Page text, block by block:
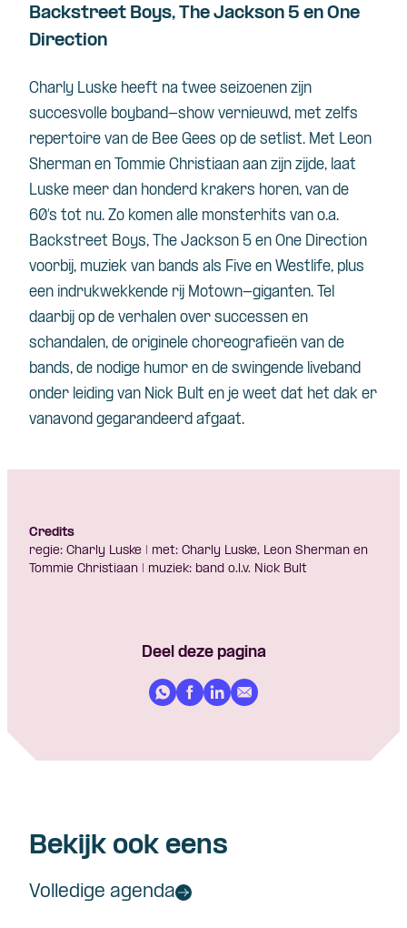
Backstreet Boys, The Jackson 5 en One
Direction
Charly Luske heeft na twee seizoenen zijn
succesvolle boyband-show vernieuwd, met zelfs
repertoire van de Bee Gees op de setlist. Met Leon
Sherman en Tommie Christiaan aan zijn zijde, laat
Luske meer dan honderd krakers horen, van de
60’s tot nu. Zo komen alle monsterhits van o.a.
Backstreet Boys, The Jackson 5 en One Direction
voorbij, muziek van bands als Five en Westlife, plus
een indrukwekkende rij Motown-giganten. Tel
daarbij op de verhalen over successen en
schandalen, de originele choreografieën van de
bands, de nodige humor en de swingende liveband
onder leiding van Nick Bult en je weet dat het dak er
vanavond gegarandeerd afgaat.
Credits
regie: Charly Luske | met: Charly Luske, Leon Sherman en
Tommie Christiaan | muziek: band o.l.v. Nick Bult
Deel deze pagina
Bekijk ook eens
Volledige agenda